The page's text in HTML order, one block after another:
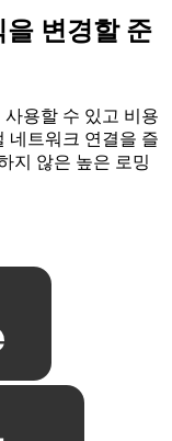
변경할 준
용할 수 있고 비용
네트워크 연결을 즐
지 않은 높은 로밍